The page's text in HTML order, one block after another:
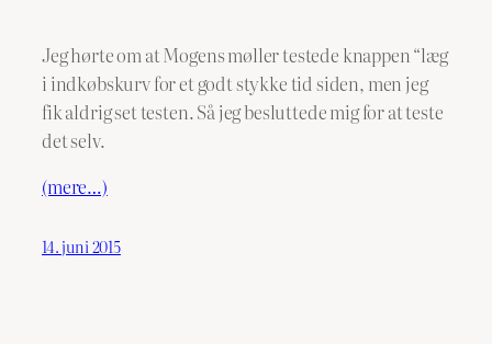
Jeg hørte om at Mogens møller testede knappen “læg
i indkøbskurv for et godt stykke tid siden, men jeg
fik aldrig set testen. Så jeg besluttede mig for at teste
det selv.
(mere…)
14. juni 2015